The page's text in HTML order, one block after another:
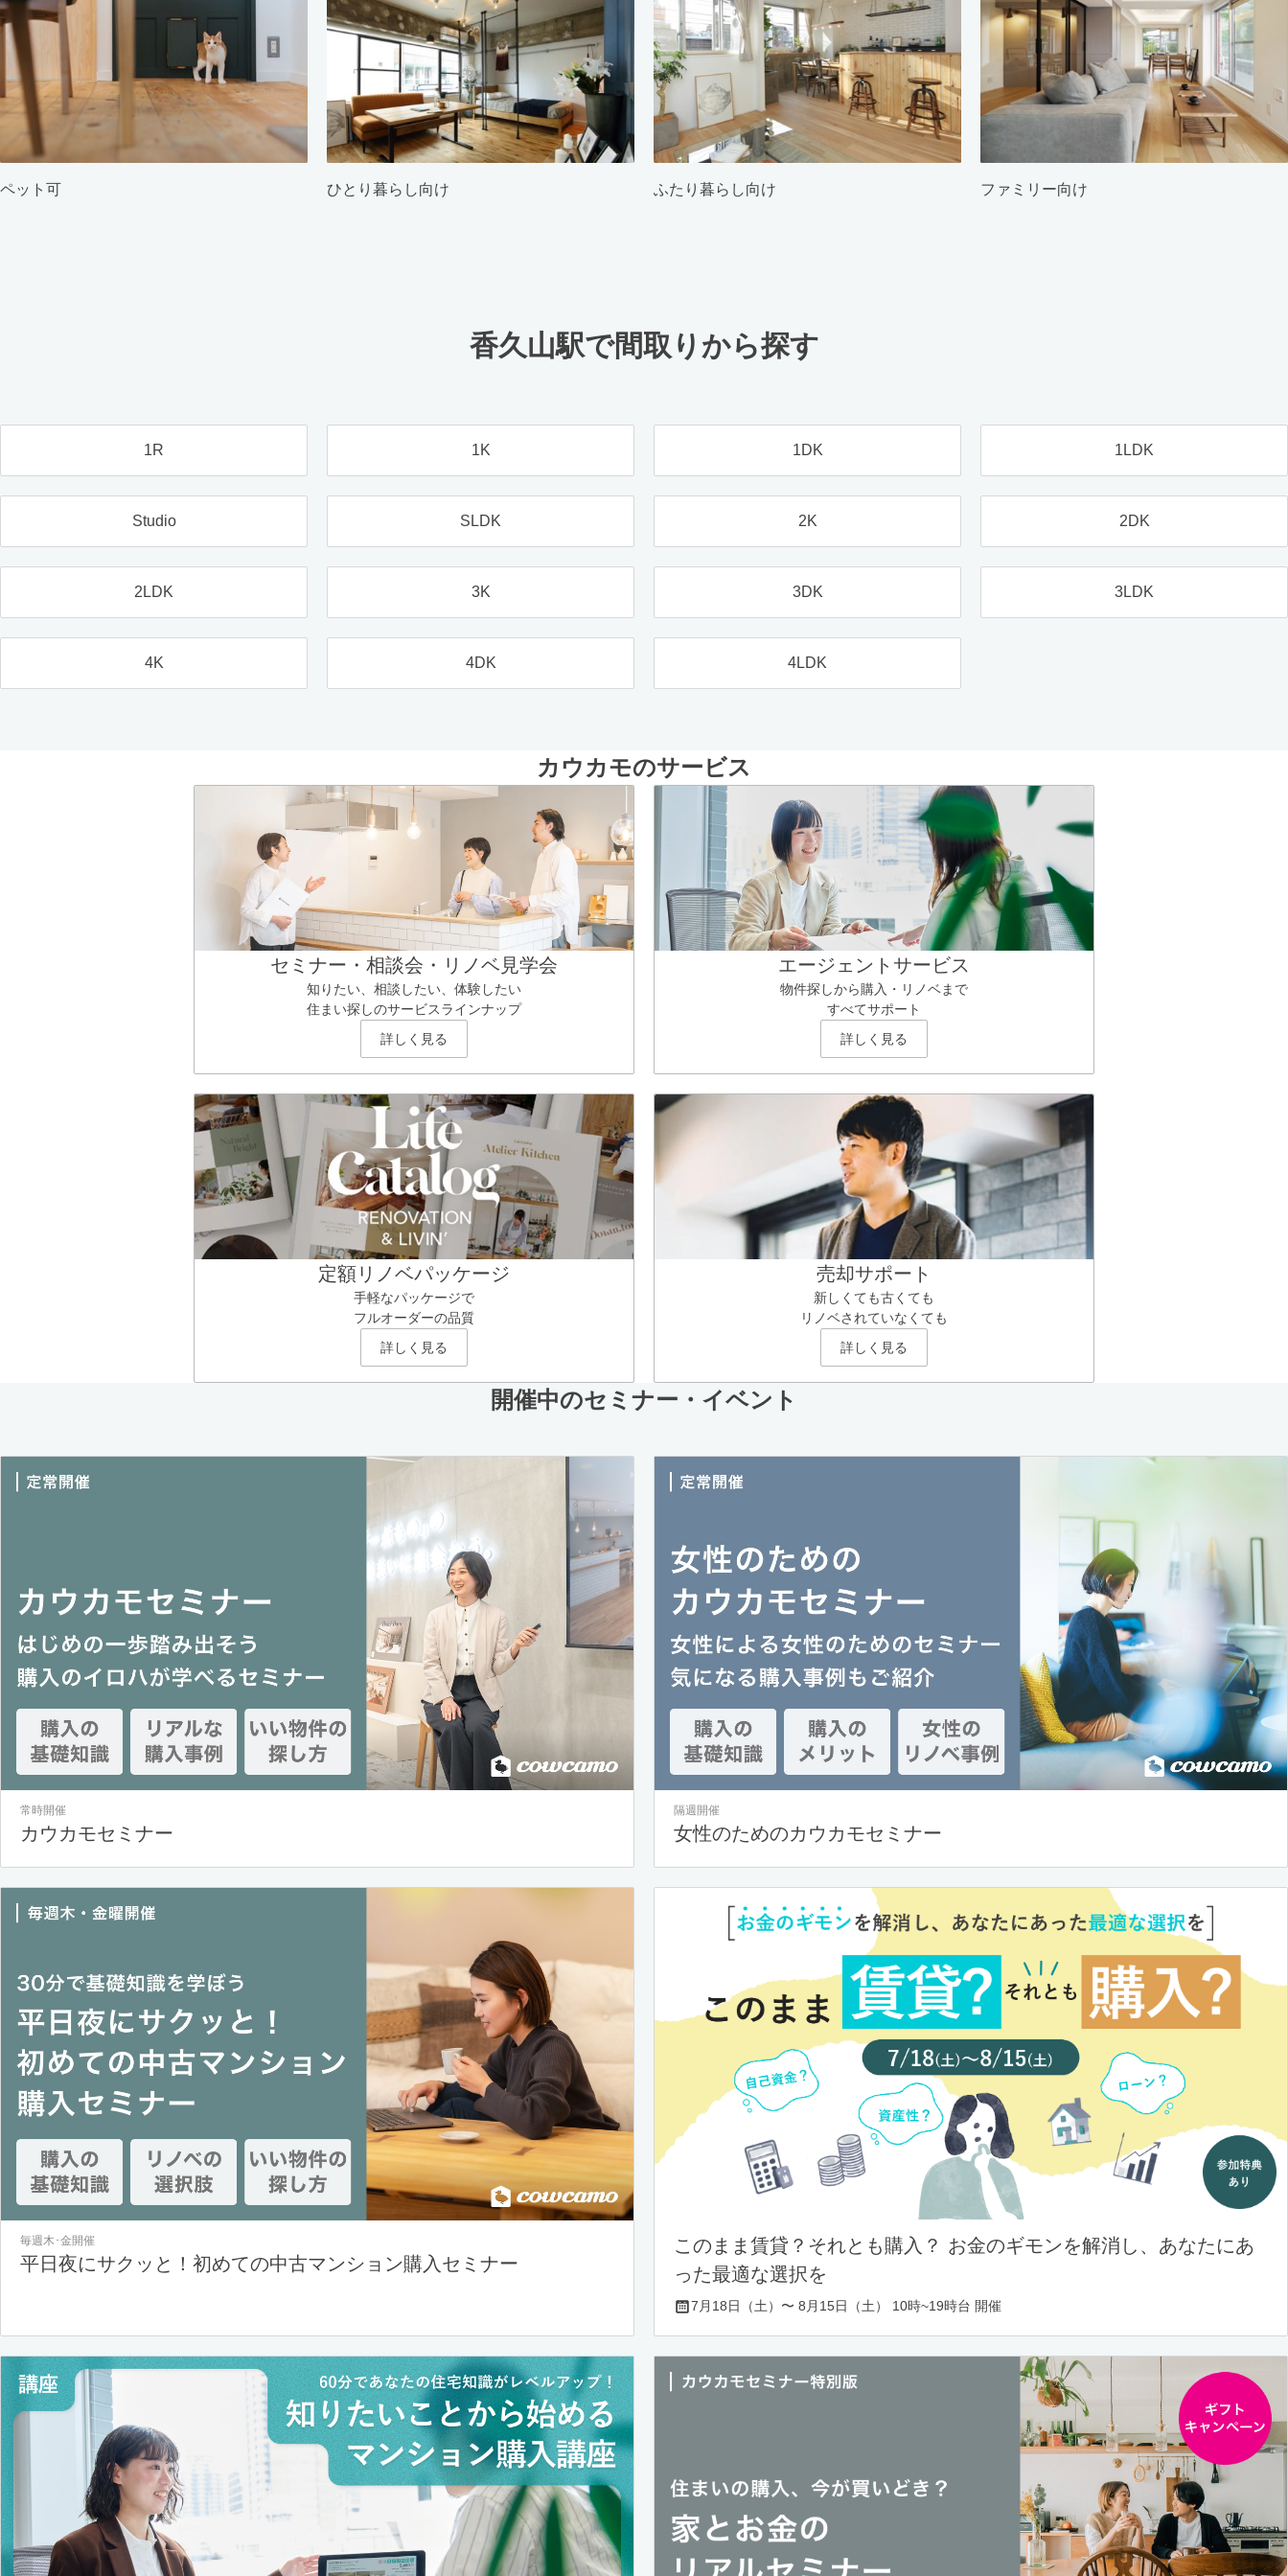
ペット可 ひとり暮らし向け ふたり暮らし向け ファミリー向け
香久山駅で間取りから探す
1R 1K 1DK 1LDK
Studio SLDK 2K 2DK
2LDK 3K 3DK 3LDK
4K 4DK 4LDK
カウカモのサービス
セミナー・相談会・リノベ見学会
知りたい、相談したい、体験したい
住まい探しのサービスラインナップ
詳しく見る
エージェントサービス
物件探しから購入・リノベまで
すべてサポート
詳しく見る
定額リノベパッケージ
手軽なパッケージで
フルオーダーの品質
詳しく見る
売却サポート
新しくても古くても
リノベされていなくても
詳しく見る
開催中のセミナー・イベント
常時開催
カウカモセミナー
隔週開催
女性のためのカウカモセミナー
毎週木･金開催
平日夜にサクッと！初めての中古マンション購入セミナー
このまま賃貸？それとも購入？ お金のギモンを解消し、あなたにあ
った最適な選択を
7月18日（土）〜 8月15日（土） 10時~19時台 開催